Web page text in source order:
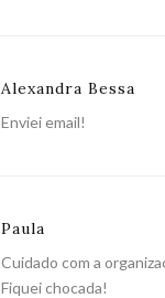
Alexandra Bessa
Enviei email!
Paula
Cuidado com a
Fiquei chocada!